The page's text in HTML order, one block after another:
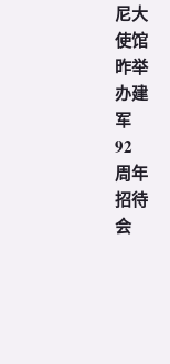
尼大
使馆
昨举
办建
军
92
周年
招待
会